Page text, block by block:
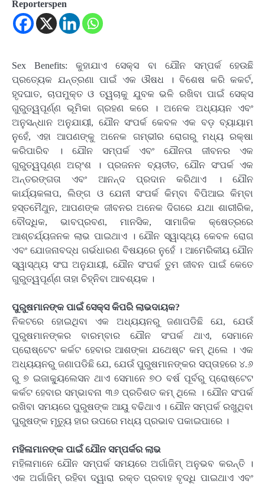
Reporterspen
Sex Benefits: କୁହାଯାଏ ସେକ୍ସ ବା ଯୌନ ସମ୍ପର୍କ ହେଉଛି
ପ୍ରତ୍ୟେକ ଯନ୍ତ୍ରଣା ପାଇଁ ଏକ ଔଷଧ । ବିଶେଷ କରି କକର୍ଟ,
ହୃଦଘାତ, ଚାପମୁକ୍ତ ଓ ତ୍ୱଚାକୁ ଯୁବକ ଭଳି ରଖିବା ପାଇଁ ସେକ୍ସ
ଗୁରୁତ୍ୱପୂର୍ଣ୍ଣ ଭୂମିକା ଗ୍ରହଣ କରେ । ଅନେକ ଅଧ୍ୟୟନ ଏବଂ
ଅନୁସନ୍ଧାନ ଅନୁଯାୟୀ, ଯୌନ ସଂପର୍କ କେବଳ ଏକ ବଡ଼ ବ୍ୟାୟାମ
ନୁହେଁ, ଏହା ଆପଣଙ୍କୁ ଅନେକ ଗମ୍ଭୀର ରୋଗରୁ ମଧ୍ୟ ରକ୍ଷା
କରିପାରିବ । ଯୌନ ସମ୍ପର୍କ ଏବଂ ଯୌନତା ଜୀବନର ଏକ
ଗୁରୁତ୍ୱପୂଣ୍ଣ ଅର୍ଂଶ । ପ୍ରଜନନ ବ୍ୟତୀତ, ଯୌନ ସଂପର୍କ ଏକ
ଅନ୍ତରଙ୍ଗତା ଏବଂ ଆନନ୍ଦ ପ୍ରଦାନ କରିଥାଏ । ଯୌନ
କାର୍ଯ୍ୟକଳାପ, ଲିଙ୍ଗ ଓ ଯେନୀ ସଂପର୍କ କିମ୍ବା ବିପିଆଇ କିମ୍ବା
ହସ୍ତମୈଥୁନ, ଆପଣଙ୍କ ଜୀବନର ଅନେକ ଦିଗରେ ଯଥା ଶାରୀରିକ,
ବୌଦ୍ଧିକ, ଭାବପ୍ରବଣ, ମାନସିକ, ସାମାଜିକ କ୍ଷେତ୍ରରେ
ଆଶ୍ଚର୍ଯ୍ୟଜନକ ଲାଭ ପାଇଥାଏ । ଯୌନ ସ୍ୱାସ୍ଥ୍ୟ କେବଳ ରୋଗ
ଏବଂ ଯୋଜନାବଦ୍ଧ ଗର୍ଭଧାରଣ ବିଷୟରେ ନୁହେଁ । ଆମେରିକୀୟ ଯୌନ
ସ୍ୱାସ୍ଥ୍ୟ ସଂଘ ଅନୁଯାୟୀ, ଯୌନ ସଂପର୍କ ତୁମ ଜୀବନ ପାଇଁ କେତେ
ଗୁରୁତ୍ୱପୂର୍ଣ୍ଣ ତାହା ଚିହ୍ନିବା ଆବଶ୍ୟକ ।
ପୁରୁଷମାନଙ୍କ ପାଇଁ ସେକ୍ସ କିପରି ଲାଭଦାୟକ?
ନିକଟରେ ହୋଇଥିବା ଏକ ଅଧ୍ୟୟନରୁ ଜଣାପଡିଛି ଯେ, ଯେଉଁ
ପୁରୁଷମାନଙ୍କର ବାରମ୍ବାର ଯୌନ ସଂପର୍କ ଥାଏ, ସେମାନେ
ପ୍ରୋଷ୍ଟେଟ କର୍କଟ ହେବାର ଆଶଙ୍କା ଯଥେଷ୍ଟ କମ୍ ଥିଲେ । ଏକ
ଅଧ୍ୟୟନରୁ ଜଣାପଡିଛି ଯେ, ଯେଉଁ ପୁରୁଷମାନଙ୍କର ସପ୍ତାହରେ ୪.୬
ରୁ ୭ ଇଜାକ୍ୟୁଲେସନ ଥାଏ ସେମାନେ ୭୦ ବର୍ଷ ପୂର୍ବରୁ ପ୍ରୋଷ୍ଟେଟ
କର୍କଟ ହେବାର ସମ୍ଭାବନା ୩୬ ପ୍ରତିଶତ କମ୍ ଥିଲେ । ଯୌନ ସଂପର୍କ
ରଖିବା ସମୟରେ ପୁରୁଷଙ୍କ ଆୟୁ ବଢିଥାଏ । ଯୌନ ସମ୍ପର୍କ ରଖୁଥିବା
ପୁରୁଷଙ୍କ ମୃତ୍ୟୁ ହାର ଉପରେ ମଧ୍ୟ ପ୍ରଭାବ ପକାଇପାରେ ।
ମହିଳାମାନଙ୍କ ପାଇଁ ଯୌନ ସମ୍ପର୍କର ଲାଭ
ମହିଳାମାନେ ଯୌନ ସମ୍ପର୍କ ସମୟରେ ଅର୍ଗାଜିମ୍ ଅନୁଭବ କରନ୍ତି ।
ଏକ ଅର୍ଗାଜିମ୍ ରହିବା ଦ୍ୱାରା ରକ୍ତ ପ୍ରବାହ ବୃଦ୍ଧି ପାଇଥାଏ ଏବଂ